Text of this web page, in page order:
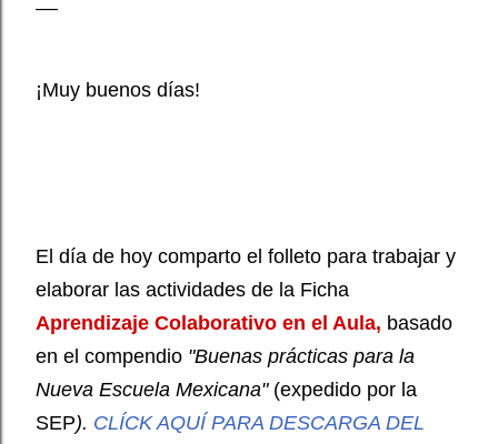
¡Muy buenos días!
El día de hoy comparto el folleto para trabajar y
elaborar las actividades de la Ficha
Aprendizaje Colaborativo en el Aula, basado
en el compendio "Buenas prácticas para la
Nueva Escuela Mexicana" (expedido por la
SEP). CLÍCK AQUÍ PARA DESCARGA DEL